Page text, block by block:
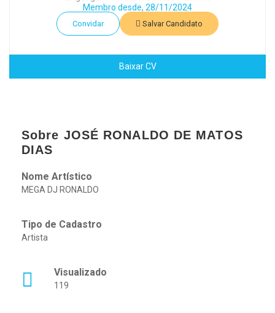
Membro desde, 28/11/2024
Convidar Salvar Candidato
Baixar CV
Sobre JOSÉ RONALDO DE MATOS
DIAS
Nome Artístico
MEGA DJ RONALDO
Tipo de Cadastro
Artista
Visualizado
119